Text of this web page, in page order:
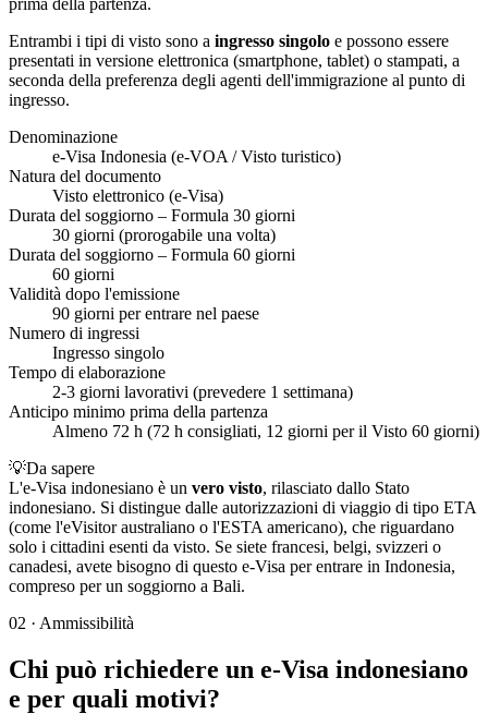
Entrambi i tipi di visto sono a ingresso singolo e possono essere
presentati in versione elettronica (smartphone, tablet) o stampati, a
seconda della preferenza degli agenti dell'immigrazione al punto di
ingresso.
Denominazione
e-Visa Indonesia (e-VOA / Visto turistico)
Natura del documento
Visto elettronico (e-Visa)
Durata del soggiorno – Formula 30 giorni
30 giorni (prorogabile una volta)
Durata del soggiorno – Formula 60 giorni
60 giorni
Validità dopo l'emissione
90 giorni per entrare nel paese
Numero di ingressi
Ingresso singolo
Tempo di elaborazione
2-3 giorni lavorativi (prevedere 1 settimana)
Anticipo minimo prima della partenza
Almeno 72 h (72 h consigliati, 12 giorni per il Visto 60 giorni)
💡Da sapere
L'e-Visa indonesiano è un vero visto, rilasciato dallo Stato
indonesiano. Si distingue dalle autorizzazioni di viaggio di tipo ETA
(come l'eVisitor australiano o l'ESTA americano), che riguardano
solo i cittadini esenti da visto. Se siete francesi, belgi, svizzeri o
canadesi, avete bisogno di questo e-Visa per entrare in Indonesia,
compreso per un soggiorno a Bali.
02 · Ammissibilità
Chi può richiedere un e-Visa indonesiano
e per quali motivi?